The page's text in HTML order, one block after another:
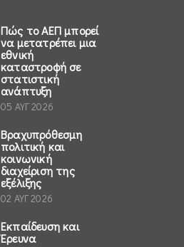
Πώς το ΑΕΠ μπορεί
να μετατρέπει μια
εθνική
καταστροφή σε
στατιστική
ανάπτυξη
05 ΑΥΓ 2026
Βραχυπρόθεσμη
πολιτική και
κοινωνική
διαχείριση της
εξέλιξης
02 ΑΥΓ 2026
Εκπαίδευση και
Έρευνα